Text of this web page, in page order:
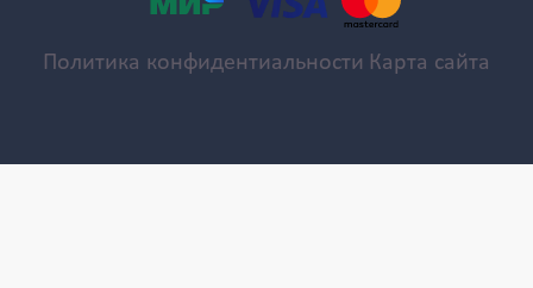
Политика конфидентиальности Карта сайта